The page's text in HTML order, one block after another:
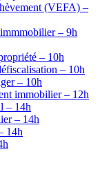
(VEFA) –
– 9h
– 10h
– 10h
– 10h
immobilier – 12h
– 14h
– 14h
14h